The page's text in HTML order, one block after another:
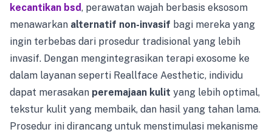
kecantikan bsd, perawatan wajah berbasis eksosom
menawarkan alternatif non-invasif bagi mereka yang
ingin terbebas dari prosedur tradisional yang lebih
invasif. Dengan mengintegrasikan terapi exosome ke
dalam layanan seperti Reallface Aesthetic, individu
dapat merasakan peremajaan kulit yang lebih optimal,
tekstur kulit yang membaik, dan hasil yang tahan lama.
Prosedur ini dirancang untuk menstimulasi mekanisme